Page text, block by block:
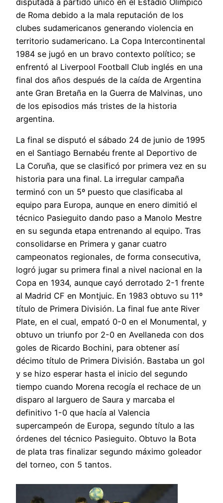
de Roma debido a la mala reputación de los
clubes sudamericanos generando violencia en
territorio sudamericano. La Copa Intercontinental
1984 se jugó en un bravo contexto político; se
enfrentó al Liverpool Football Club inglés en una
final dos años después de la caída de Argentina
ante Gran Bretaña en la Guerra de Malvinas, uno
de los episodios más tristes de la historia
argentina.
La final se disputó el sábado 24 de junio de 1995
en el Santiago Bernabéu frente al Deportivo de
La Coruña, que se clasificó por primera vez en su
historia para una final. La irregular campaña
terminó con un 5º puesto que clasificaba al
equipo para Europa, aunque en enero dimitió el
técnico Pasieguito dando paso a Manolo Mestre
en su segunda etapa entrenando al equipo. Tras
consolidarse en Primera y ganar cuatro
campeonatos regionales, de forma consecutiva,
logró jugar su primera final a nivel nacional en la
Copa en 1934, aunque cayó derrotado 2-1 frente
al Madrid CF en Montjuic. En 1983 obtuvo su 11º
título de Primera División. La final fue ante River
Plate, en el cual, empató 0-0 en el Monumental, y
obtuvo un triunfo por 2-0 en Avellaneda con dos
goles de Ricardo Bochini, para obtener así
décimo título de Primera División. Bastaba un gol
y se hizo esperar hasta el inicio del segundo
tiempo cuando Morena recogía el rechace de un
disparo al larguero de Saura y marcaba el
definitivo 1-0 que hacía al Valencia
supercampeón de Europa, segundo título a las
órdenes del técnico Pasieguito. Obtuvo la Bota
de plata tras finalizar segundo máximo goleador
del torneo, con 5 tantos.